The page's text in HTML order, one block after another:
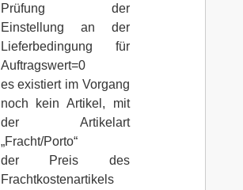
Prüfung der
Einstellung an der
Lieferbedingung für
Auftragswert=0
es existiert im Vorgang
noch kein Artikel, mit
der Artikelart
„Fracht/Porto“
der Preis des
Frachtkostenartikels